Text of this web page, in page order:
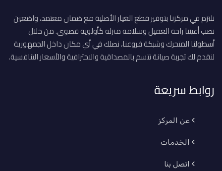
نلتزم في مركزنا بتوفير قطع الغيار الأصلية مع ضمان معتمد، واضعين
نصب أعيننا راحة العميل وسلامة منزله كأولوية قصوى. من خلال
أسطولنا المتحرك وشبكة فروعنا، نصلك في أي مكان داخل الجمهورية
لنقدم لك تجربة صيانة تتسم بالمصداقية والاحترافية والأسعار التنافسية.
روابط سريعة
عن المركز
الخدمات
اتصل بنا